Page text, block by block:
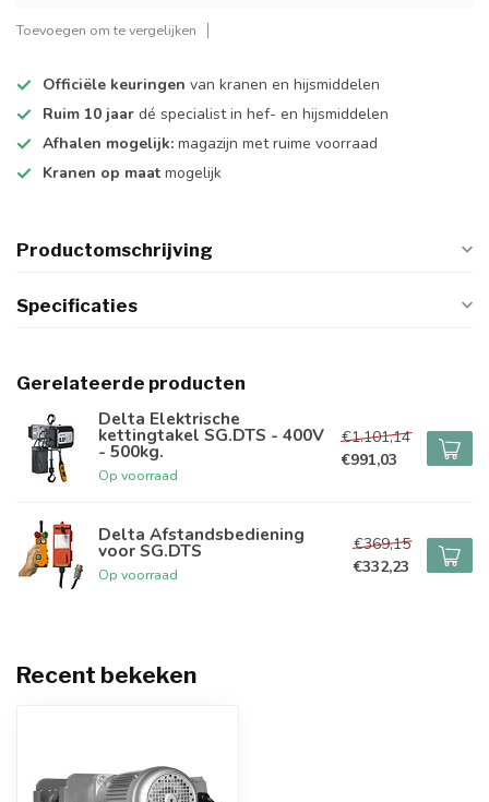
Toevoegen om te vergelijken
Officiële keuringen van kranen en hijsmiddelen
Ruim 10 jaar dé specialist in hef- en hijsmiddelen
Afhalen mogelijk: magazijn met ruime voorraad
Kranen op maat mogelijk
Productomschrijving
Specificaties
Gerelateerde producten
Delta Elektrische
kettingtakel SG.DTS - 400V
- 500kg.
Op voorraad
€1.101,14
€991,03
Delta Afstandsbediening
voor SG.DTS
Op voorraad
€369,15
€332,23
Recent bekeken